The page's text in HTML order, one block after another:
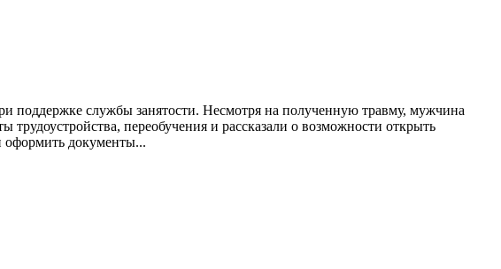
поддержке службы занятости. Несмотря на полученную травму, мужчина
переобучения и рассказали о возможности открыть
оформить документы...